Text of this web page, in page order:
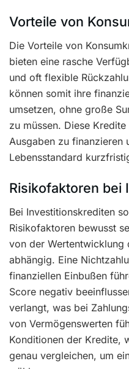
Vorteile von
Die Vorteile von
bieten eine rasche
und oft flexible
können somit ihre
umsetzen, ohne große
zu müssen. Diese
Ausgaben zu finanzieren
Lebensstandard
Risikofaktoren bei
Bei Investitionskrediten
Risikofaktoren bewusst
von der Wertentwicklung
abhängig. Eine
finanziellen Einbußen
Score negativ
verlangt, was bei
von Vermögenswerten
Konditionen der Kredite,
genau vergleichen, um